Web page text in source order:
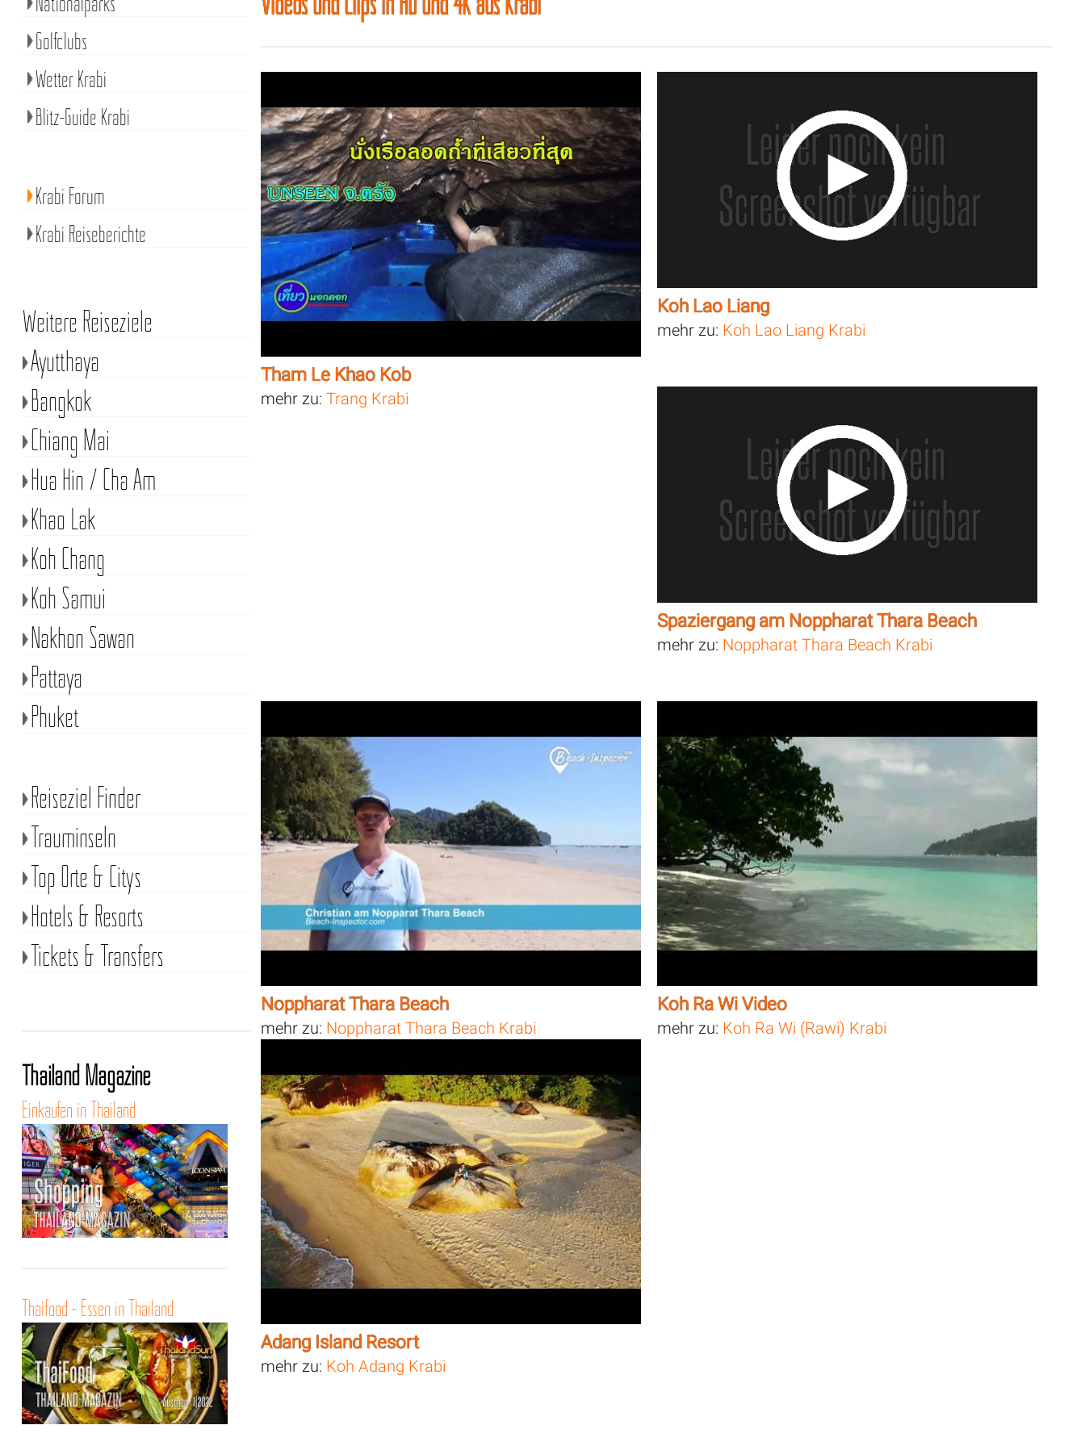
Tham Le Khao Kob
mehr zu:Trang Krabi
Koh Lao Liang
mehr zu: Koh Lao Liang Krabi
Spaziergang am Noppharat Thara Beach
mehr zu: Noppharat Thara Beach Krabi
Noppharat Thara Beach
mehr zu: Noppharat Thara Beach Krabi
Koh Ra Wi Video
mehr zu: Koh Ra Wi (Rawi) Krabi
Adang Island Resort
mehr zu: Koh Adang Krabi
Golfclubs
Wetter Krabi
Blitz-Guide Krabi
Krabi Forum
Krabi Reiseberichte
Weitere Reiseziele
Ayutthaya
Bangkok
Chiang Mai
Hua Hin / Cha Am
Khao Lak
Koh Chang
Koh Samui
Nakhon Sawan
Pattaya
Phuket
Reiseziel Finder
Trauminseln
Top Orte & Citys
Hotels & Resorts
Tickets & Transfers
Thailand Magazine
Einkaufen in Thailand
Thaifood - Essen in Thailand